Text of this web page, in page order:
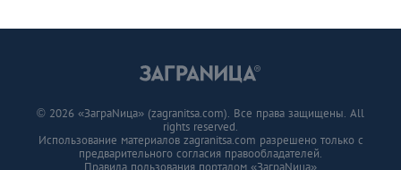
© 2026 «ЗаграNица» (zagranitsa.com). Все права защищены. All
rights reserved.
Использование материалов zagranitsa.com разрешено только с
предварительного согласия правообладателей.
Правила пользования порталом «ЗаграNица»